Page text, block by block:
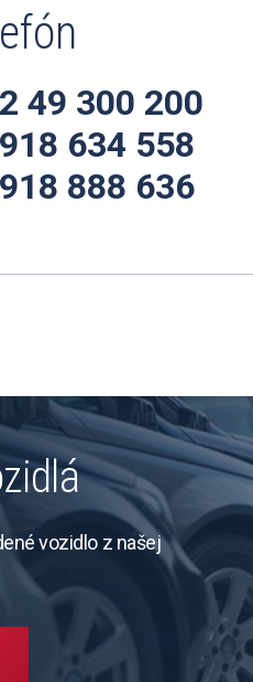
49 300 200
634 558
888 636
vozidlo z našej